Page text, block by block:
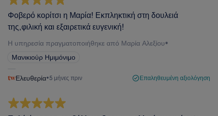
Φοβερό κορίτσι η Μαρία! Εκπληκτική στη δουλειά
της,φιλική και εξαιρετικά ευγενική!
Η υπηρεσία πραγματοποιήθηκε από Μαρία Αλεξίου•
Μανικιούρ Ημιμόνιμο
Ελευθερία•5 μήνες πριν Επαληθευμένη αξιολόγηση